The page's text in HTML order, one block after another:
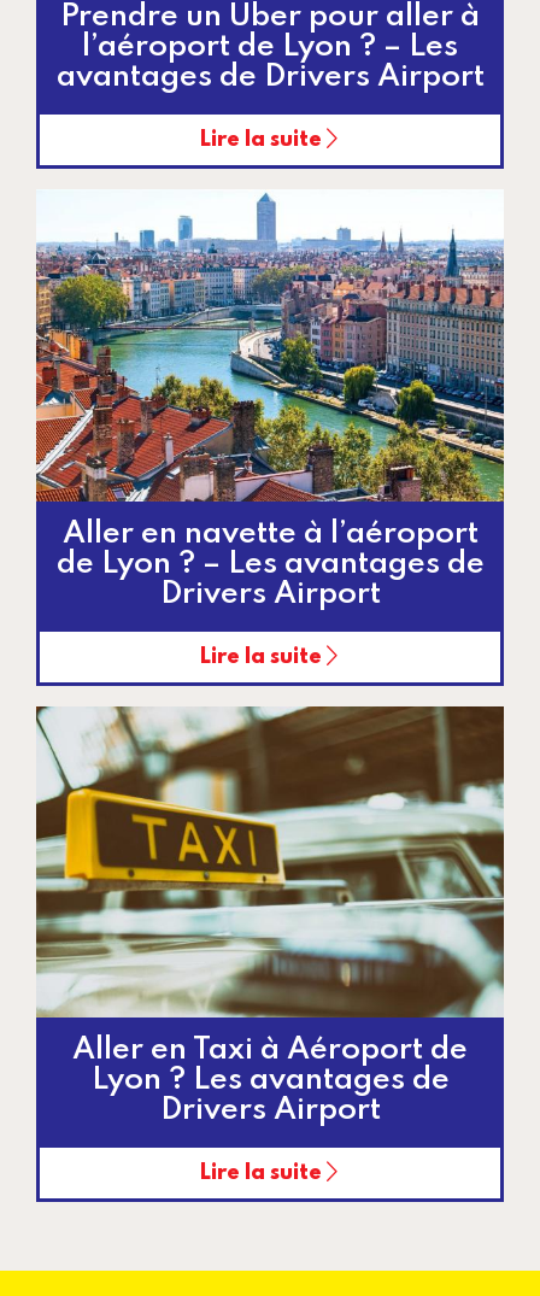
Prendre un Uber pour aller à
l’aéroport de Lyon ? – Les
avantages de Drivers Airport
Lire la suite
Aller en navette à l’aéroport
de Lyon ? – Les avantages de
Drivers Airport
Lire la suite
Aller en Taxi à Aéroport de
Lyon ? Les avantages de
Drivers Airport
Lire la suite